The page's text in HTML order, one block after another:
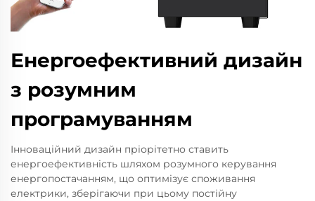
Енергоефективний дизайн
з розумним
програмуванням
Інноваційний дизайн пріорітетно ставить
енергоефективність шляхом розумного керування
енергопостачанням, що оптимізує споживання
електрики, зберігаючи при цьому постійну